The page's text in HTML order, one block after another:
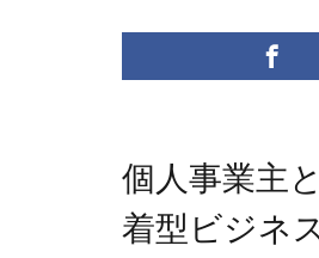
個人事業主
着型ビジネ